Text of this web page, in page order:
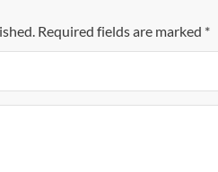
Required fields are marked *